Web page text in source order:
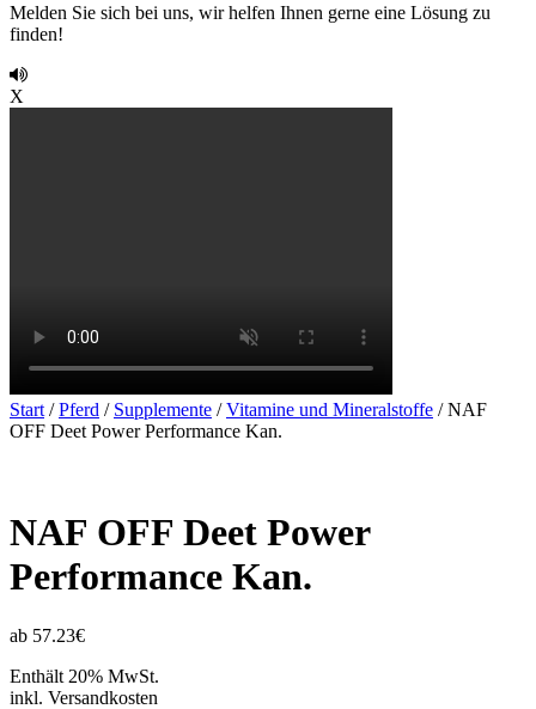
Melden Sie sich bei uns, wir helfen Ihnen gerne eine Lösung zu
finden!
X
Start /Pferd / Supplemente /Vitamine und Mineralstoffe / NAF
OFF Deet Power Performance Kan.
NAF OFF Deet Power
Performance Kan.
ab 57.23€
Enthält 20% MwSt.
inkl. Versandkosten